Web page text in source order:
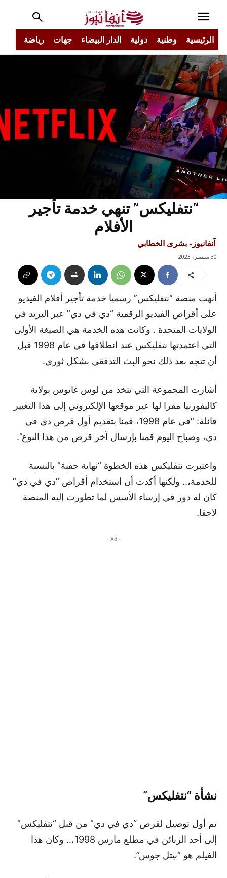
الرئيسية وطنية دولية الدار البيضاء جهات رياضة
“نتفليكس” تنهي خدمة تأجير
الأفلام
آنفانيوز- بشرى الخطابي
30 سبتمبر، 2023
أنهت منصة “نتفليكس” رسميا خدمة تأجير أفلام الفيديو
على أقراص الفيديو الرقمية “دي في دي” عبر البريد في
الولايات المتحدة . وكانت هذه الخدمة هي الصيغة الأولى
التي اعتمدتها نتفليكس عند انطلاقها في عام 1998 قبل
أن تتجه بعد ذلك نحو البث التدفقي بشكل ثوري.
أشارت المجموعة التي تتخذ من لوس غاتوس بولاية
كاليفورنيا مقرا لها عبر موقعها الإلكتروني إلى هذا التغيير
قائلة: “في عام 1998، قمنا بتقديم أول قرص دي في
دي، وصباح اليوم قمنا بإرسال آخر قرص من هذا النوع”.
واعتبرت نتفليكس هذه الخطوة “نهاية حقبة” بالنسبة
للخدمة،.. ولكنها أكدت أن استخدام أقراص “دي في دي”
كان له دور في إرساء الأسس لما تطورت إليه المنصة
لاحقا.
- Ad -
نشأة “نتفليكس”
تم أول توصيل لقرص “دي في دي” من قبل “نتفليكس”
إلى أحد الزبائن في مطلع مارس 1998،.. وكان هذا
الفيلم هو “بيتل جوس”.